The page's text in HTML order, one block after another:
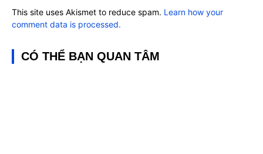
This site uses Akismet to reduce spam. Learn how your
comment data is processed.
CÓ THỂ BẠN QUAN TÂM